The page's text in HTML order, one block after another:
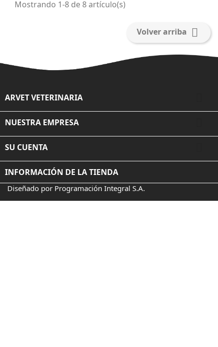
Mostrando 1-8 de 8 artículo(s)
Volver arriba 
ARVET VETERINARIA
NUESTRA EMPRESA
SU CUENTA
INFORMACIÓN DE LA TIENDA
Diseñado por Programación Integral S.A.